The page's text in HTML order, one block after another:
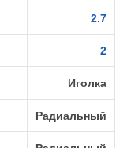
2.7
2
Иголка
Радиальный